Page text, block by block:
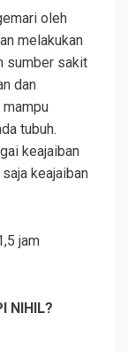
oleh
melakukan
sumber sakit
dan
tubuh.
keajaiban
keajaiban
jam
NIHIL?